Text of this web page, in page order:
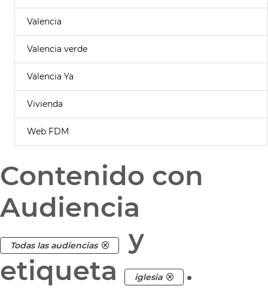
Valencia
Valencia verde
Valencia Ya
Vivienda
Web FDM
Contenido con
Audiencia
Todas las audiencias
y
etiqueta
iglesia .